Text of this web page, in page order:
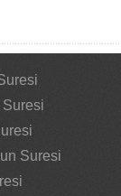
Suresi